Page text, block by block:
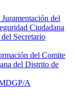
del
Ciudadana
Secretario
del Comite
del Distrito de
A